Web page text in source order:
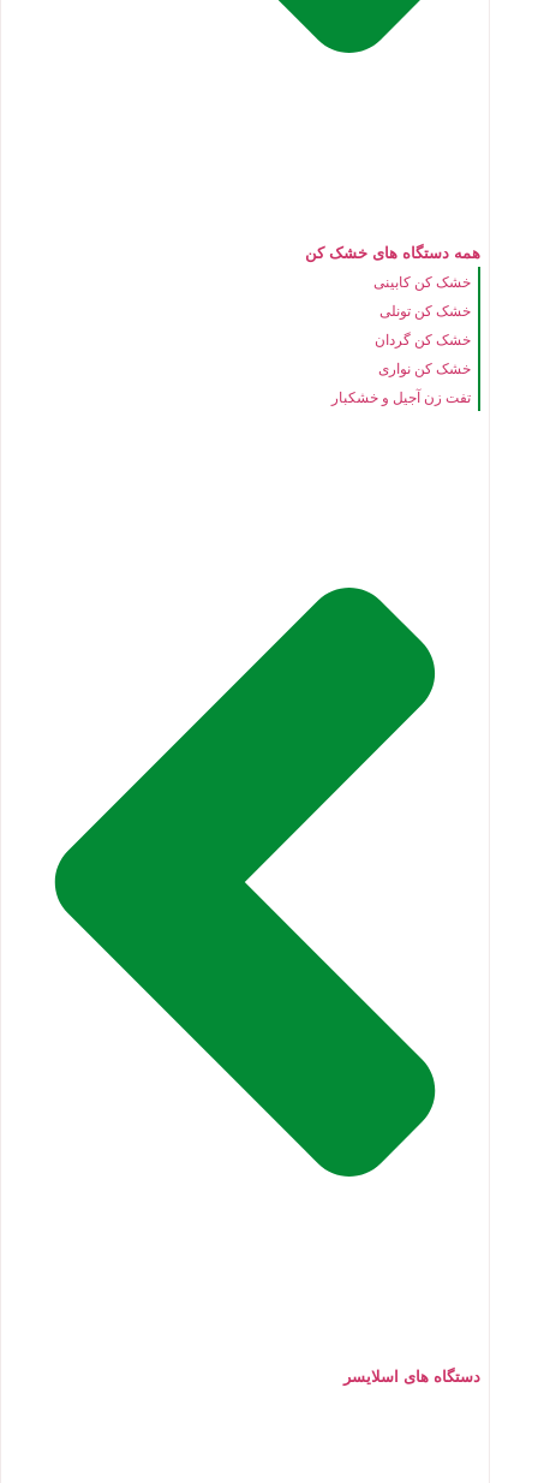
همه دستگاه های خشک کن
خشک کن کابینی
خشک کن تونلی
خشک کن گردان
خشک کن نواری
تفت زن آجیل و خشکبار
دستگاه های اسلایسر